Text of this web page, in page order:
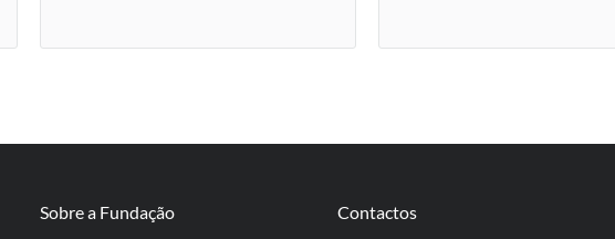
Sobre a Fundação Contactos